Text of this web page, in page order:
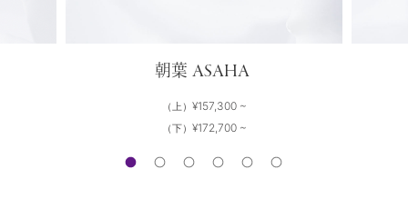
朝葉 ASAHA
（上） ¥157,300 ~
（下） ¥172,700 ~